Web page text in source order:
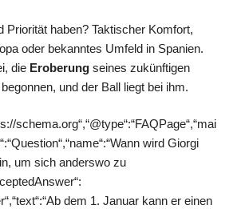
Priorität haben? Taktischer Komfort,
oder bekanntes Umfeld in Spanien.
die Eroberung seines zukünftigen
und der Ball liegt bei ihm.
schema.org“,“@type“:“FAQPage“,“mai
wird Giorgi
um sich anderswo zu
dem 1. Januar kann er einen